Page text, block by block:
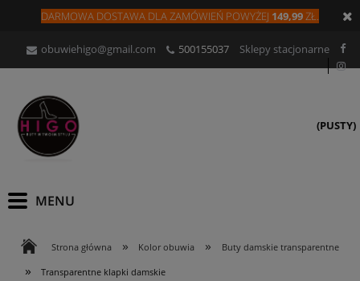
DARMOWA DOSTAWA DLAZAMÓWIEŃ POWYŻEJ 149,99ZŁ.
obuwiehigo@gmail.com 500155037 Sklepy stacjonarne
(PUSTY)
Strona główna » Kolor obuwia » Buty damskie transparentne
» Transparentne klapki damskie